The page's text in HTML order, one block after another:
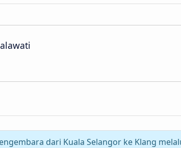
dari Kuala Selangor ke Klang